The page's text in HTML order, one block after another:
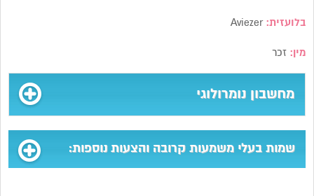
בלועזית:Aviezer
מין:זכר
מחשבון נומרולוגי
שמות בעלי משמעות קרובה והצעות נוספות: